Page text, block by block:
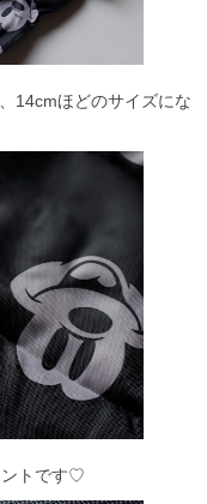
14cmほどのサイズにな
ントです♡